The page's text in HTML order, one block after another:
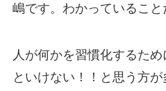
嶋です。わかっていること
人が何かを習慣化するた
といけない！！と思う方